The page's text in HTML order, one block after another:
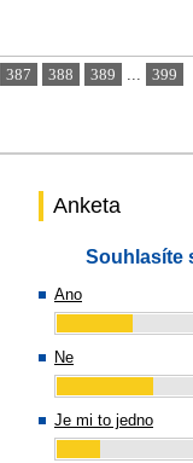
387 388 389 ... 399
Anketa
Souhlasíte
Ano
Ne
Je mi to jedno